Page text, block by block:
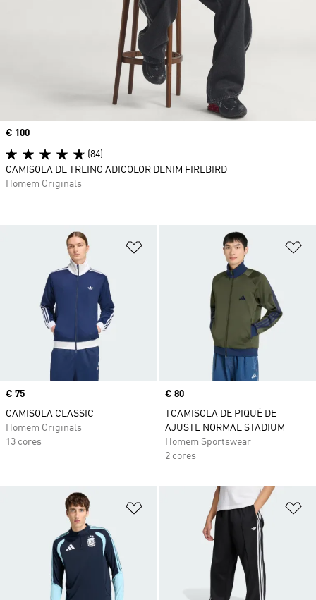
Adicionar à Lista de Desejos
Price
€ 75
CAMISOLA CLASSIC
Homem Originals
13 cores
Price
€ 80
TCAMISOLA DE PIQUÉ DE
AJUSTE NORMAL STADIUM
Homem Sportswear
2 cores
Adicionar à Lista de Desejos
Price
€ 100
(84)
CAMISOLA DE TREINO ADICOLOR DENIM FIREBIRD
Homem Originals